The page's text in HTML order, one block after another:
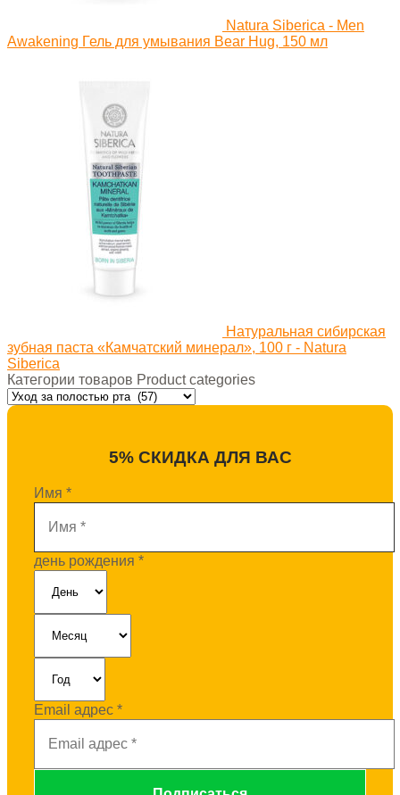
Natura Siberica - Men
Awakening Гель для умывания Bear Hug, 150 мл
Натуральная сибирская
зубная паста «Камчатский минерал», 100 г - Natura
Siberica
Категории товаров Product categories
5% СКИДКА ДЛЯ ВАС
Имя *
день рождения *
Email адрес *